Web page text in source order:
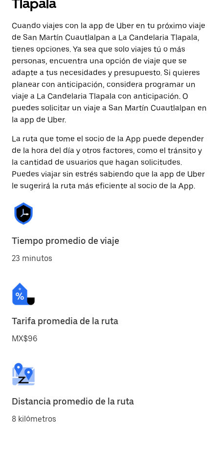
Tlapala
Cuando viajes con la app de Uber en tu próximo viaje
de San Martín Cuautlalpan a La Candelaria Tlapala,
tienes opciones. Ya sea que solo viajes tú o más
personas, encuentra una opción de viaje que se
adapte a tus necesidades y presupuesto. Si quieres
planear con anticipación, considera programar un
viaje a La Candelaria Tlapala con anticipación. O
puedes solicitar un viaje a San Martín Cuautlalpan en
la app de Uber.
La ruta que tome el socio de la App puede depender
de la hora del día y otros factores, como el tránsito y
la cantidad de usuarios que hagan solicitudes.
Puedes viajar sin estrés sabiendo que la app de Uber
le sugerirá la ruta más eficiente al socio de la App.
Tiempo promedio de viaje
23 minutos
Tarifa promedia de la ruta
MX$96
Distancia promedio de la ruta
8 kilómetros